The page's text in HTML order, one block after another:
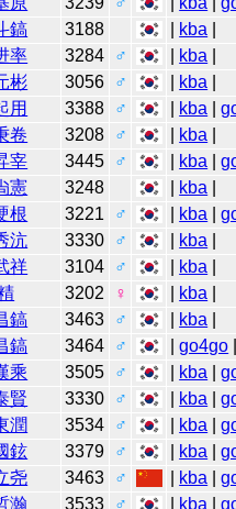
鎬 3188 kba
率 3284 ♂ kba
彬 3056 ♂ kba
用 3388 ♂ kba |
卷 3208 ♂ kba
宰 3445 ♂ kba |
憲 3248 kba
根 3221 ♂ kba |
沆 3330 ♂ kba
祥 3104 ♂ kba
3202 ♀ kba
鎬 3463 ♂ kba
鎬 3464 ♂ |go4go
乘 3505 ♂ kba |
賢 3330 ♂ kba |
潤 3534 ♂ kba |
鉉 3379 ♂ kba |
尧 3463 ♂ kba |
瀚 3533 ♂ kba |